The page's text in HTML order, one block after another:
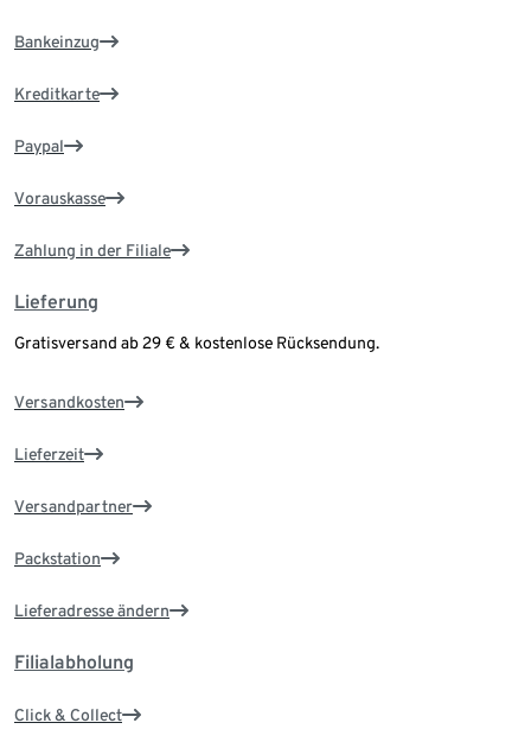
Bankeinzug
Kreditkarte
Paypal
Vorauskasse
Zahlung in der Filiale
Lieferung
Gratisversand ab 29 € & kostenlose Rücksendung.
Versandkosten
Lieferzeit
Versandpartner
Packstation
Lieferadresse ändern
Filialabholung
Click & Collect